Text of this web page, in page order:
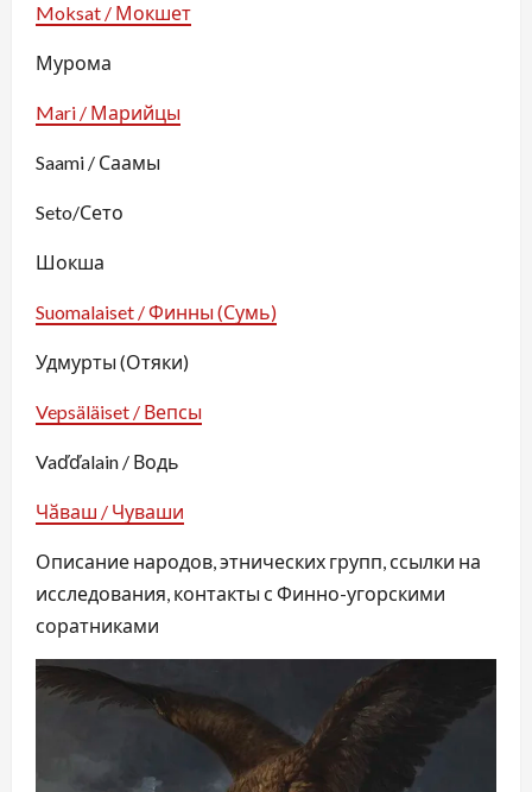
Moksat / Мокшет
Мурома
Mari / Марийцы
Saami / Саамы
Seto/Сето
Шокша
Suomalaiset / Финны (Сумь)
Удмурты (Отяки)
Vepsäläiset / Вепсы
Vaďďalain / Водь
Чӑваш / Чуваши
Описание народов, этнических групп, ссылки на
исследования, контакты с Финно-угорскими
соратниками